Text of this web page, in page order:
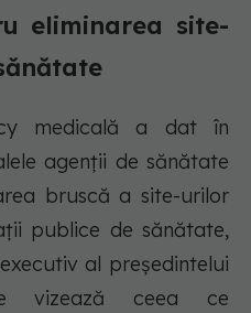
eliminarea site-
medicală a dat în
agenții de sănătate
bruscă a site-urilor
publice de sănătate,
al președintelui
vizează ceea ce